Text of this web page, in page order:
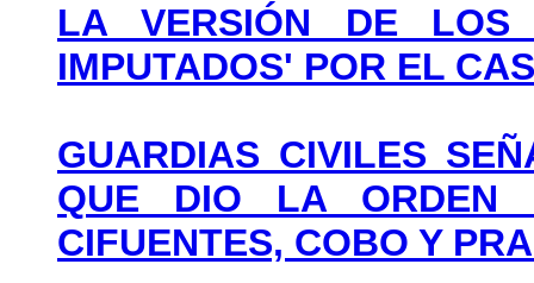
LA VERSIÓN DE LOS
IMPUTADOS' POR EL
GUARDIAS CIVILES
QUE DIO LA ORDEN
CIFUENTES, COBO Y